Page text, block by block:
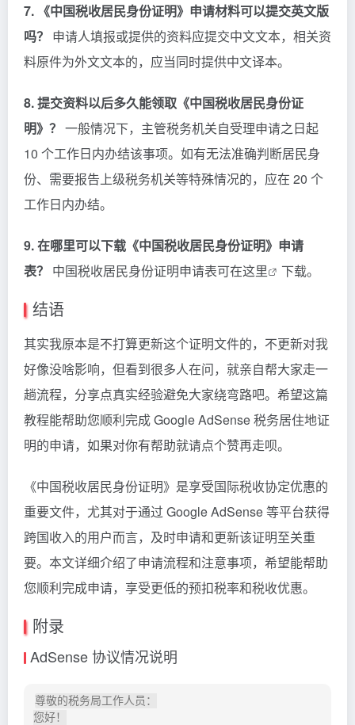
7. 《中国税收居民身份证明》申请材料可以提交英文版
吗？ 申请人填报或提供的资料应提交中文文本，相关资
料原件为外文文本的，应当同时提供中文译本。
8. 提交资料以后多久能领取《中国税收居民身份证
明》？ 一般情况下，主管税务机关自受理申请之日起
10 个工作日内办结该事项。如有无法准确判断居民身
份、需要报告上级税务机关等特殊情况的，应在 20 个
工作日内办结。
9. 在哪里可以下载《中国税收居民身份证明》申请
表？ 中国税收居民身份证明申请表可在这里 下载。
结语
其实我原本是不打算更新这个证明文件的，不更新对我
好像没啥影响，但看到很多人在问，就亲自帮大家走一
趟流程，分享点真实经验避免大家绕弯路吧。希望这篇
教程能帮助您顺利完成 Google AdSense 税务居住地证
明的申请，如果对你有帮助就请点个赞再走呗。
《中国税收居民身份证明》是享受国际税收协定优惠的
重要文件，尤其对于通过 Google AdSense 等平台获得
跨国收入的用户而言，及时申请和更新该证明至关重
要。本文详细介绍了申请流程和注意事项，希望能帮助
您顺利完成申请，享受更低的预扣税率和税收优惠。
附录
AdSense 协议情况说明
尊敬的税务局工作人员：
您好！